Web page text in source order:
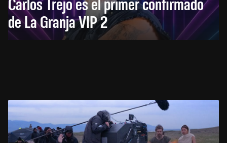
de La Granja VIP 2